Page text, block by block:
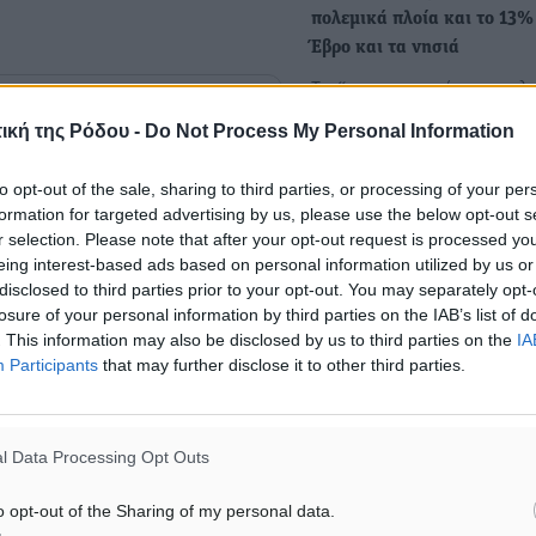
της Ρόδου - Do Not Process My Personal Information
opt-out of the sale, sharing to third parties, or processing of your
for targeted advertising by us, please use the below opt-out
selection. Please note that after your opt-out request is processed
interest-based ads based on personal information utilized by us
to third parties prior to your opt-out. You may separately
of your personal information by third parties on the IAB’s list of
This information may also be disclosed by us to third parties on the
Participants that may further disclose it to other third parties.
Data Processing Opt Outs
opt-out of the Sharing of my personal data.
αναζήτησης
μας στο Google News ★ ↗
πολεμικά πλοία και το
Έβρο και τα νησιά
Τις “κοσμογονικές
Δένδιας στην Βουλή για να
Σήμερα και αύριο στα
υποψήφιοι διοικητές
νοσοκομείων: H
η... δυσαρέσκεια
Τα μαθητικά τους χρόνια θα
οι υποψήφιοι Διοικητές